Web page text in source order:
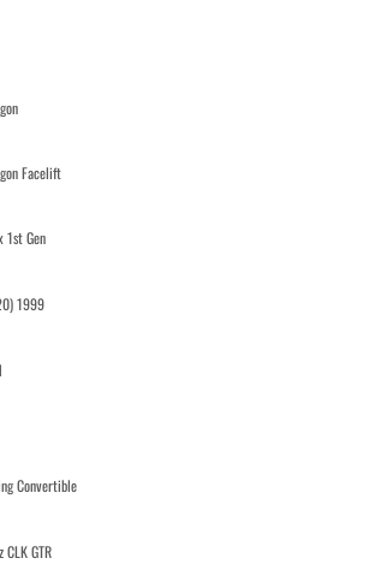
Facelift
1st Gen
1999
Convertible
CLK GTR